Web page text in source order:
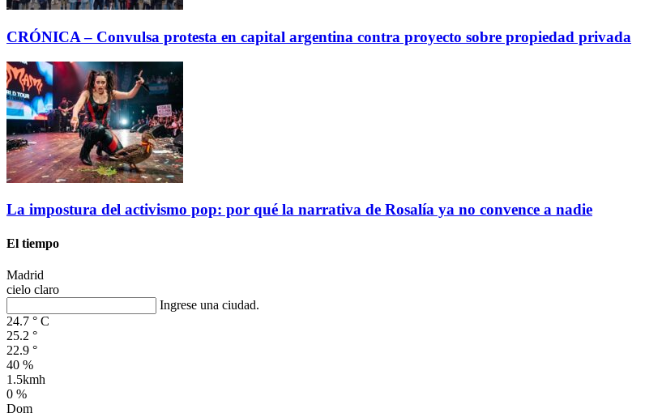
CRÓNICA – Convulsa protesta en capital argentina contra proyecto sobre propiedad privada
La impostura del activismo pop: por qué la narrativa de Rosalía ya no convence a nadie
El tiempo
Madrid
cielo claro
Ingrese una ciudad.
24.7 ° C
25.2 °
22.9 °
40 %
1.5kmh
0 %
Dom